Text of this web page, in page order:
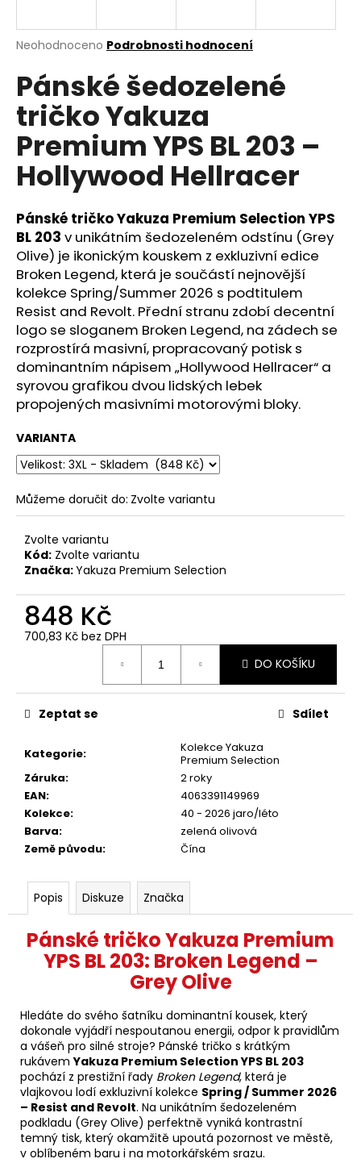
Průměrné
produktu
je
0,0
z
5
hvězdiček.
Neohodnoceno Podrobnosti hodnocení
Pánské šedozelené
tričko Yakuza
Premium YPS BL 203 –
Hollywood Hellracer
Pánské tričko Yakuza Premium Selection YPS
BL 203 v unikátním šedozeleném odstínu (Grey
Olive) je ikonickým kouskem z exkluzivní edice
Broken Legend, která je součástí nejnovější
kolekce Spring/Summer 2026 s podtitulem
Resist and Revolt. Přední stranu zdobí decentní
logo se sloganem Broken Legend, na zádech se
rozprostírá masivní, propracovaný potisk s
dominantním nápisem „Hollywood Hellracer“ a
syrovou grafikou dvou lidských lebek
propojených masivními motorovými bloky.
VARIANTA
Můžeme doručit do: Zvolte variantu
Zvolte variantu
Kód: Zvolte variantu
Značka:Yakuza Premium Selection
848 Kč
700,83 Kč bez DPH
DO KOŠÍKU
Kategorie:
Kolekce Yakuza
Premium Selection
Záruka:
2 roky
EAN:
4063391149969
Kolekce:
40 - 2026 jaro/léto
Barva:
zelená olivová
Země původu: Čína
Zeptat se Sdílet
Popis Diskuze Značka
Pánské tričko Yakuza Premium
YPS BL 203: Broken Legend –
Grey Olive
Hledáte do svého šatníku dominantní kousek, který
dokonale vyjádří nespoutanou energii, odpor k pravidlům
a vášeň pro silné stroje? Pánské tričko s krátkým
rukávemYakuza Premium Selection YPS BL 203
pochází z prestižní řady Broken Legend, která je
vlajkovou lodí exkluzivní kolekce Spring / Summer 2026
– Resist and Revolt. Na unikátním šedozeleném
podkladu (Grey Olive) perfektně vyniká kontrastní
temný tisk, který okamžitě upoutá pozornost ve městě,
v oblíbeném baru i na motorkářském srazu.
j
t
?
HLEDAT
D
o
p
o
r
u
č
u
j
e
m
e
PÁNSKÉ
ŠEDÉ
YAKUZA
PREMIUM
YPS
–
BORN
TO
BURN
873
Kč